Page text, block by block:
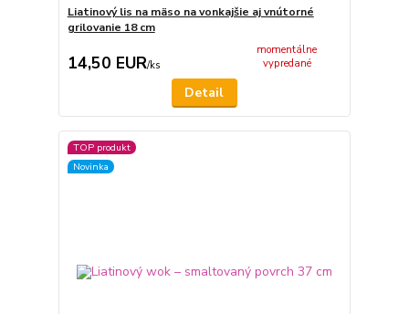
Liatinový lis na mäso na vonkajšie aj vnútorné
grilovanie 18 cm
14,50 EUR/ks
momentálne
vypredané
Detail
TOP produkt
Novinka